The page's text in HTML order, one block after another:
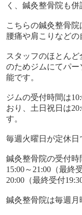
く、鍼灸整骨院も併
こちらの鍼灸整骨院
腰痛や肩こりなどの
スタッフのほとん
のためジムにてパ
能です。
ジムの受付時間は
おり、土日祝日は
す。
毎週火曜日が定休日
鍼灸整骨院の受付時
15:00～ 21:00（最終
20:00（最終受付
鍼灸整骨院は毎週月